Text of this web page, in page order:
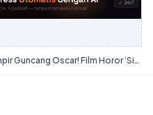
Vampir Guncang Oscar! Film Horor ‘Sinners’ Ukir Sejarah dengan 16 Nominasi!